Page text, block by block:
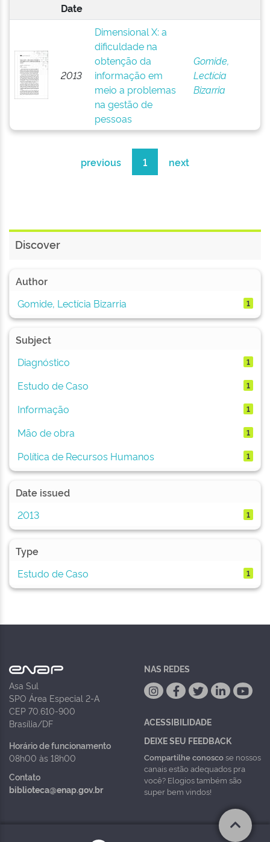
Date
2013
Dimensional X: a
dificuldade na
obtenção da
informação em
meio a problemas
na gestão de
pessoas
Gomide,
Lectícia
Bizarria
previous 1 next
Discover
Author
Gomide, Lectícia Bizarria
1
Subject
Diagnóstico
1
Estudo de Caso 1
Informação 1
Mão de obra 1
Política de Recursos Humanos 1
Date issued
2013
1
Type
Estudo de Caso
1
Asa Sul
SPO Área Especial 2-A
CEP 70.610-900
Brasília/DF
Horário de funcionamento
08h00 às 18h00
Contato
biblioteca@enap.gov.br
NAS REDES
ACESSIBILIDADE
DEIXE SEU FEEDBACK
Compartilhe conoscose nossos
canais estão adequados pra
você? Elogios também são
super bem vindos!